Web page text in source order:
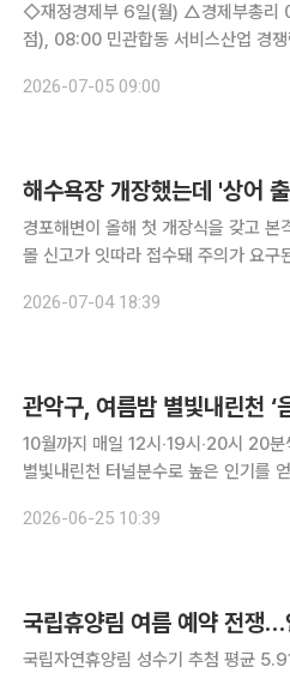
◇재정경제부 6일(월) △경제부총리 07:35 24시간 외환시장 개장 계기 딜링룸 방문(하나은행 본
점), 08:00 민관합동 서비스산업 경쟁력 강화 TF(웨
일(화) △경제부총리 10:00 국무회
2026-07-05 09:00
해수욕장 개장했는데 '상어
경포해변이 올해 첫 개장식을 갖고
몰 신고가 잇따라 접수돼 주의가 요구된다. 강릉해경 등에 따르면 4일 오후 2시 3분께
2026-07-04 18:39
관악구, 여름밤 별빛내린천 ‘
10월까지 매일 12시‧19시‧20시 20분씩
별빛내린천 터널분수로 높은 인기를
변무대에서 개최된 음악분수 개장식
2026-06-25 10:39
국립휴양림 여름 예약 전쟁
국립자연휴양림 성수기 추첨 평균